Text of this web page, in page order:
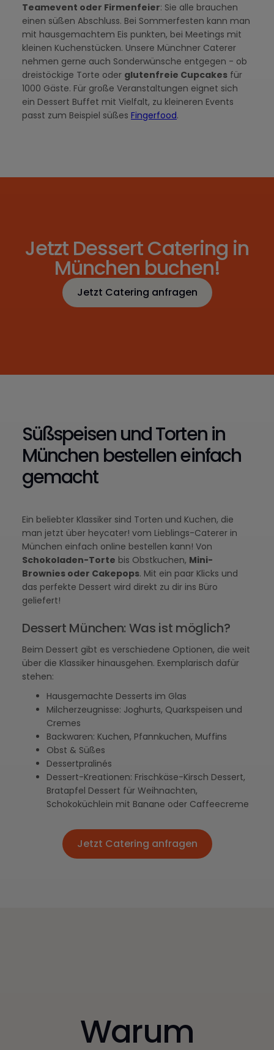
Teamevent oder Firmenfeier: Sie alle brauchen
einen süßen Abschluss. Bei Sommerfesten kann man
mit hausgemachtem Eis punkten, bei Meetings mit
kleinen Kuchenstücken. Unsere Münchner Caterer
nehmen gerne auch Sonderwünsche entgegen - ob
dreistöckige Torte oder glutenfreie Cupcakes für
1000 Gäste. Für große Veranstaltungen eignet sich
ein Dessert Buffet mit Vielfalt, zu kleineren Events
passt zum Beispiel süßes Fingerfood.
Jetzt Dessert Catering in
München buchen!
Jetzt Catering anfragen
Jetzt Catering anfragen
Süßspeisen und Torten in
München bestellen einfach
gemacht
Ein beliebter Klassiker sind Torten und Kuchen, die
man jetzt über heycater! vom Lieblings-Caterer in
München einfach online bestellen kann! Von
Schokoladen-Torte bis Obstkuchen, Mini-
Brownies oder Cakepops. Mit ein paar Klicks und
das perfekte Dessert wird direkt zu dir ins Büro
geliefert!
Dessert München: Was ist möglich?
Beim Dessert gibt es verschiedene Optionen, die weit
über die Klassiker hinausgehen. Exemplarisch dafür
stehen:
Hausgemachte Desserts im Glas
Milcherzeugnisse: Joghurts, Quarkspeisen und
Cremes
Backwaren: Kuchen, Pfannkuchen, Muffins
Obst & Süßes
Dessertpralinés
Dessert-Kreationen: Frischkäse-Kirsch Dessert,
Bratapfel Dessert für Weihnachten,
Schokoküchlein mit Banane oder Caffeecreme
Jetzt Catering anfragen
Jetzt Catering anfragen
Warum